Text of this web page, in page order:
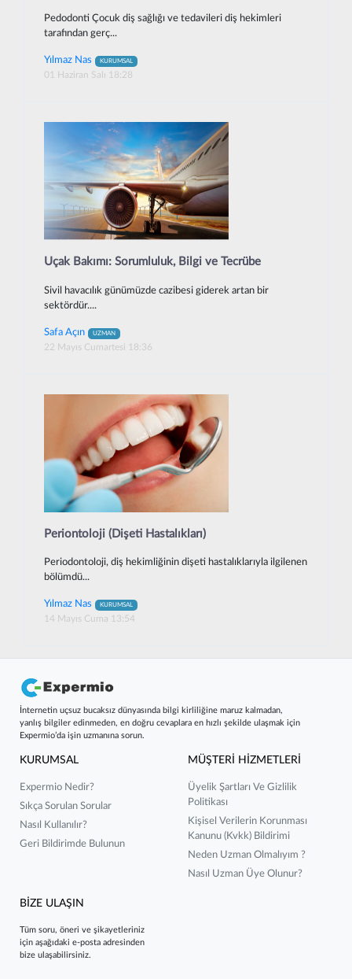
Pedodonti Çocuk diş sağlığı ve tedavileri diş hekimleri
tarafından gerç...
Yılmaz Nas KURUMSAL
01 Haziran Salı 18:28
Uçak Bakımı: Sorumluluk, Bilgi ve Tecrübe
Sivil havacılık günümüzde cazibesi giderek artan bir
sektördür....
Safa Açın UZMAN
22 Mayıs Cumartesi 18:36
Periontoloji (Dişeti Hastalıkları)
Periodontoloji, diş hekimliğinin dişeti hastalıklarıyla ilgilenen
bölümdü...
Yılmaz Nas KURUMSAL
14 Mayıs Cuma 13:54
İnternetin uçsuz bucaksız dünyasında bilgi kirliliğine maruz kalmadan,
yanlış bilgiler edinmeden, en doğru cevaplara en hızlı şekilde ulaşmak için
Expermio’da işin uzmanına sorun.
KURUMSAL
Expermio Nedir?
Sıkça Sorulan Sorular
Nasıl Kullanılır?
Geri Bildirimde Bulunun
MÜŞTERİ HİZMETLERİ
Üyelik Şartları Ve Gizlilik
Politikası
Kişisel Verilerin Korunması
Kanunu (kvkk) Bildirimi
Neden Uzman Olmalıyım ?
Nasıl Uzman Üye Olunur?
BİZE ULAŞIN
Tüm soru, öneri ve şikayetleriniz
için aşağıdaki e-posta adresinden
bize ulaşabilirsiniz.